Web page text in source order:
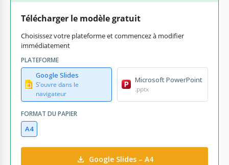
Télécharger le modèle gratuit
Choisissez votre plateforme et commencez à modifier
immédiatement
PLATEFORME
Google Slides
S’ouvre dans le
navigateur
Microsoft PowerPoint
.pptx
FORMAT DU PAPIER
A4
Google Slides – A4